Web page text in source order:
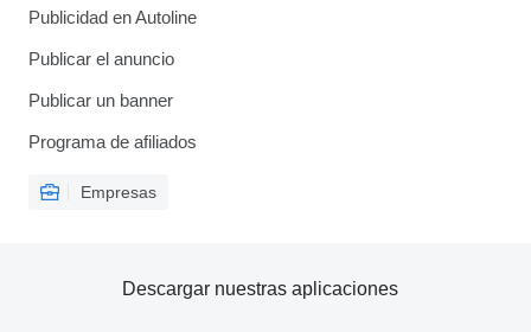
Publicidad en Autoline
Publicar el anuncio
Publicar un banner
Programa de afiliados
Empresas
Descargar nuestras aplicaciones